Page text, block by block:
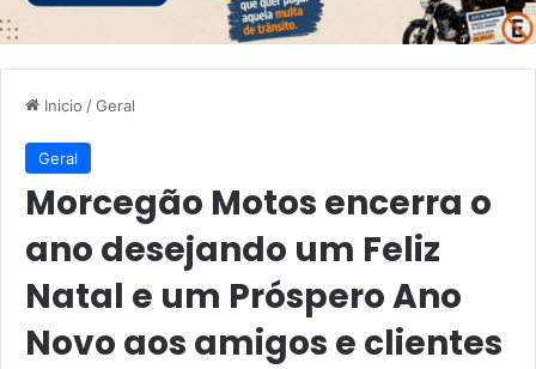
Inicio /Geral
Geral
Morcegão Motos encerra o
ano desejando um Feliz
Natal e um Próspero Ano
Novo aos amigos e clientes